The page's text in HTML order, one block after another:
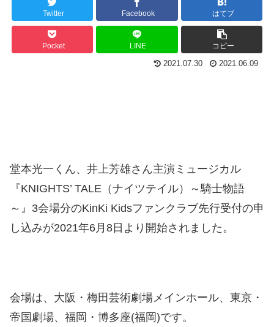
Twitter Facebook はてブ
Pocket LINE コピー
2021.07.30 2021.06.09
堂本光一くん、井上芳雄さん主演ミュージカル
『KNIGHTS’ TALE（ナイツテイル）～騎士物語
～』3会場分のKinKi Kidsファンクラブ先行受付の申
し込みが2021年6月8日より開始されました。
会場は、大阪・梅田芸術劇場メインホール、東京・
帝国劇場、福岡・博多座(福岡)です。